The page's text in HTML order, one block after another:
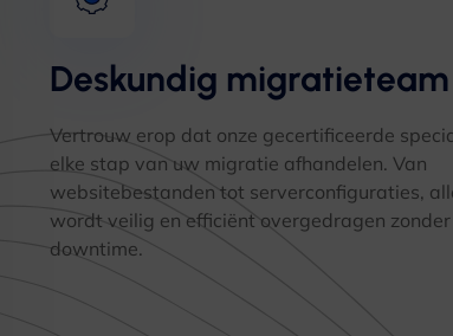
Deskundig migratieteam
Vertrouw erop dat onze gecertificeerde
elke stap van uw migratie afhandelen. Van
websitebestanden tot serverconfiguraties,
wordt veilig en efficiënt overgedragen zonder
downtime.